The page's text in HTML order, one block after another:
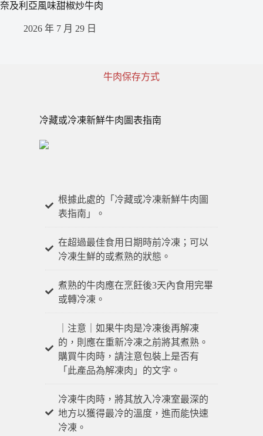
奈及利亞風味甜椒炒牛肉
2026 年 7 月 29 日
牛肉保存方式
冷藏或冷凍新鮮牛肉圖表指南
根據此處的「冷藏或冷凍新鮮牛肉圖
表指南」。
在超過最佳食用日期時前冷凍；可以
冷凍生鮮的或煮熟的狀態。
煮熟的牛肉應在烹飪後3天內食用完畢
或轉冷凍。
｜注意｜如果牛肉是冷凍後再解凍
的，則應在重新冷凍之前將其煮熟。
購買牛肉時，請注意包裝上是否有
「此產品為解凍肉」的文字。
冷凍牛肉時，將其放入冷凍室最深的
地方以獲得最冷的溫度，進而能快速
冷凍。